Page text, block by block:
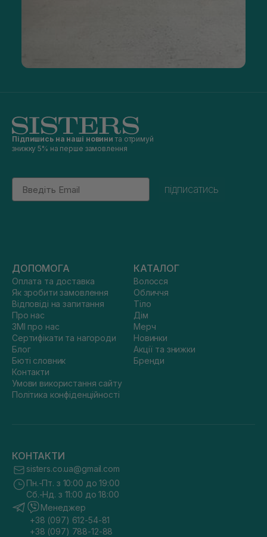
Підпишись на наші новини та отримуй
знижку 5% на перше замовлення
Email
підписатись
ДОПОМОГА
Оплата та доставка
Як зробити замовлення
Відповіді на запитання
Про нас
ЗМІ про нас
Сертифікати та нагороди
Блог
Бюті словник
Контакти
Умови використання сайту
Політика конфіденційності
КАТАЛОГ
Волосся
Обличчя
Тіло
Дім
Мерч
Новинки
Акції та знижки
Бренди
КОНТАКТИ
sisters.co.ua@gmail.com
Пн.-Пт. з 10:00 до 19:00
Сб.-Нд. з 11:00 до 18:00
Менеджер
+38 (097) 612-54-81
+38 (097) 788-12-88